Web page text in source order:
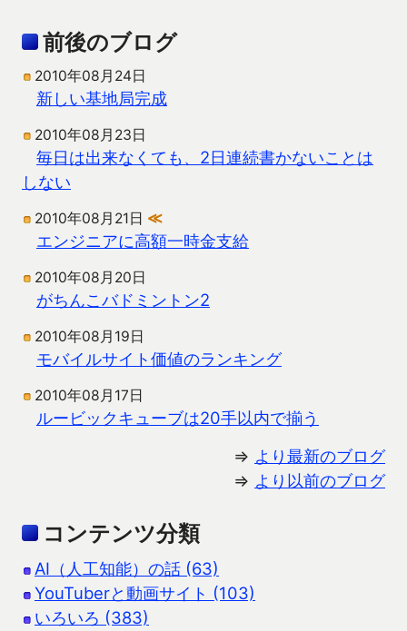
前後のブログ
2010年08月24日
新しい基地局完成
2010年08月23日
毎日は出来なくても、2日連続書かないことは
しない
2010年08月21日 ≪
エンジニアに高額一時金支給
2010年08月20日
がちんこバドミントン2
2010年08月19日
モバイルサイト価値のランキング
2010年08月17日
ルービックキューブは20手以内で揃う
⇒ より最新のブログ
⇒ より以前のブログ
コンテンツ分類
AI（人工知能）の話 (63)
YouTuberと動画サイト (103)
いろいろ (383)